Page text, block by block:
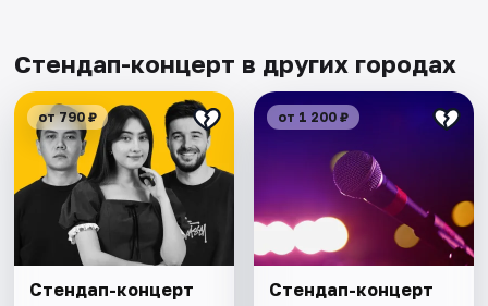
Стендап-концерт в других городах
от 790 ₽
Стендап-концерт
от 1 200 ₽
Стендап-концерт